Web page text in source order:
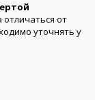
от
уточнять у